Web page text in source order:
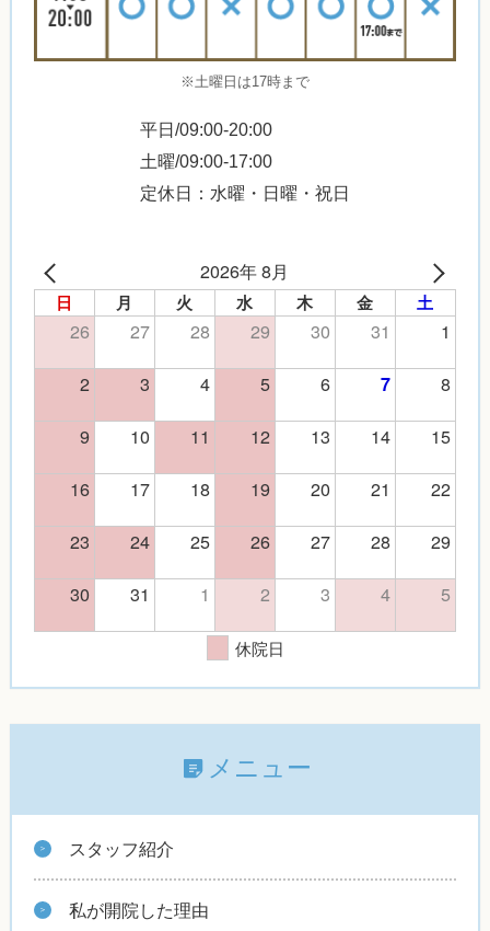
※土曜日は17時まで
平日/09:00-20:00
土曜/09:00-17:00
定休日：水曜・日曜・祝日
2026年 8月
日 月 火 水 木 金 土
26 27 28 29 30 31
1
2
3 4 5 6 7
8
9
10 11 12 13 14
15
16
17 18 19 20 21
22
23
24 25 26 27 28
29
30
31 1 2 3 4 5
休院日
メニュー
スタッフ紹介
私が開院した理由